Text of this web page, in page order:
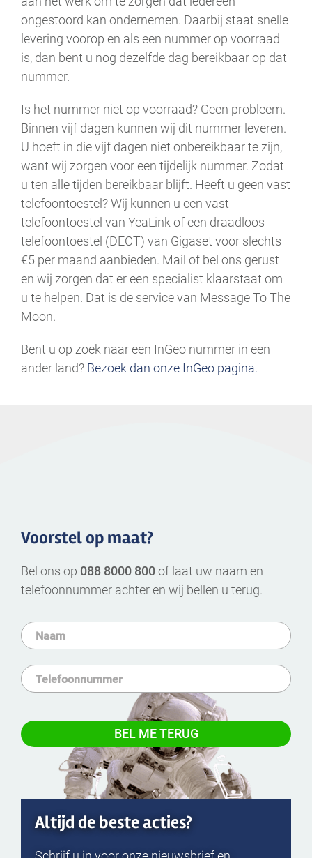
ongestoord kan ondernemen. Daarbij staat snelle
levering voorop en als een nummer op voorraad
is, dan bent u nog dezelfde dag bereikbaar op dat
nummer.
Is het nummer niet op voorraad? Geen probleem.
Binnen vijf dagen kunnen wij dit nummer leveren.
U hoeft in die vijf dagen niet onbereikbaar te zijn,
want wij zorgen voor een tijdelijk nummer. Zodat
u ten alle tijden bereikbaar blijft. Heeft u geen vast
telefoontoestel? Wij kunnen u een vast
telefoontoestel van YeaLink of een draadloos
telefoontoestel (DECT) van Gigaset voor slechts
€5 per maand aanbieden. Mail of bel ons gerust
en wij zorgen dat er een specialist klaarstaat om
u te helpen. Dat is de service van Message To The
Moon.
Bent u op zoek naar een InGeo nummer in een
ander land? Bezoek dan onze InGeo pagina.
Voorstel op maat?
Bel ons op 088 8000 800of laat uw naam en
telefoonnummer achter en wij bellen u terug.
Altijd de beste acties?